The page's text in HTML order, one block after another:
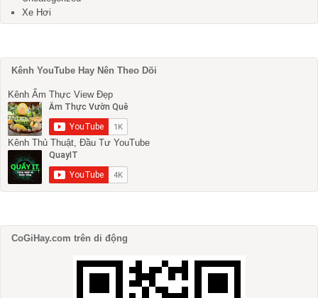
Xe Hơi
Kênh YouTube Hay Nên Theo Dõi
Kênh Ẩm Thực View Đẹp
Kênh Thủ Thuật, Đầu Tư YouTube
CoGiHay.com trên di động